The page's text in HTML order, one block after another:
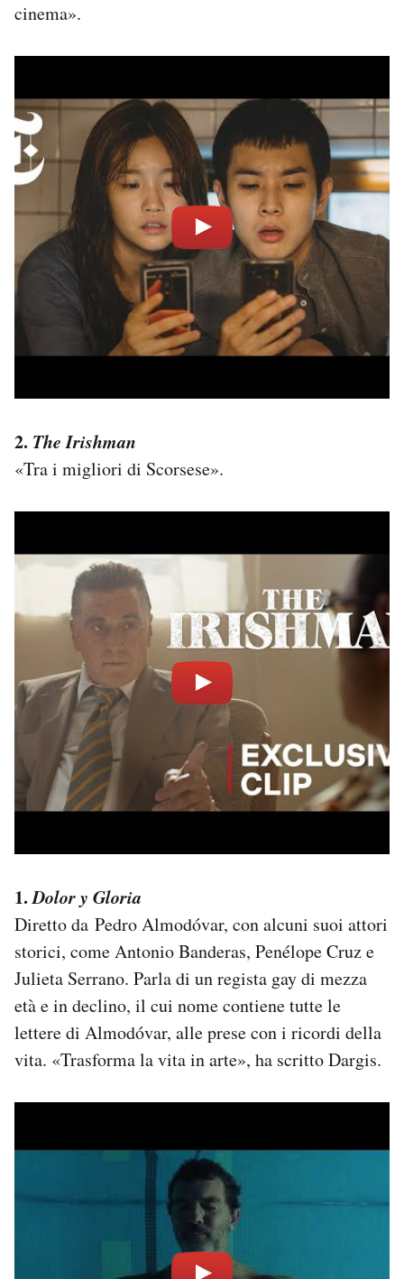
cinema».
2. The Irishman
«Tra i migliori di Scorsese».
1.Dolor y Gloria
Diretto da Pedro Almodóvar, con alcuni suoi attori
storici, come Antonio Banderas, Penélope Cruz e
Julieta Serrano. Parla di un regista gay di mezza
età e in declino, il cui nome contiene tutte le
lettere di Almodóvar, alle prese con i ricordi della
vita. «Trasforma la vita in arte», ha scritto Dargis.